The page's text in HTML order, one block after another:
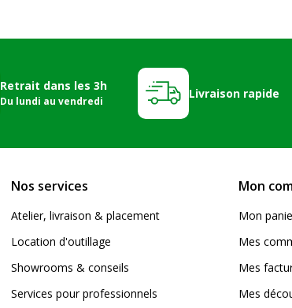
Retrait dans les 3h
Du lundi au vendredi
Livraison rapide
Nos services
Atelier, livraison & placement
Location d'outillage
Showrooms & conseils
Services pour professionnels
Mon
Mon
Mes
Mes
Mes